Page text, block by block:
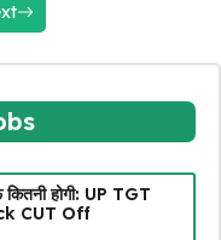
होगी: UP TGT
CUT Off